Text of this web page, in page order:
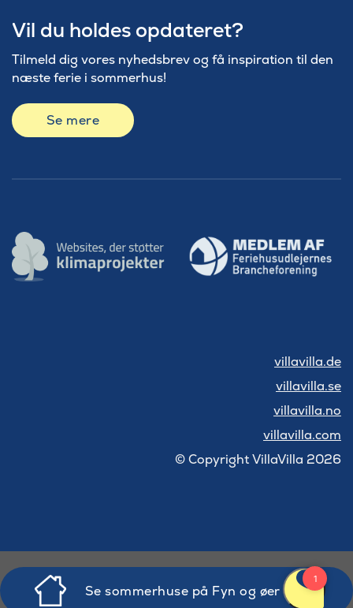
Vil du holdes opdateret?
Tilmeld dig vores nyhedsbrev og få inspiration til den
næste ferie i sommerhus!
Se mere
villavilla.de
villavilla.se
villavilla.no
villavilla.com
© Copyright VillaVilla 2026
Se sommerhuse på Fyn og øer